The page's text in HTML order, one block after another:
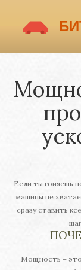
Если ты гоняешь
машины не
сразу ставить
Мощность – это